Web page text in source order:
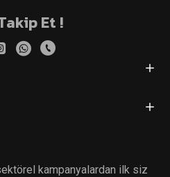
Et !
kampanyalardan ilk siz